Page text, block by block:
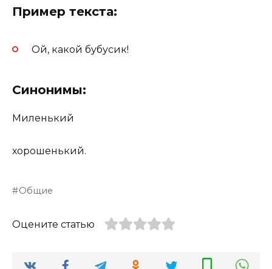
Пример текста:
Ой, какой бубусик!
Синонимы:
Миленький
хорошенький.
Общие
Оцените статью